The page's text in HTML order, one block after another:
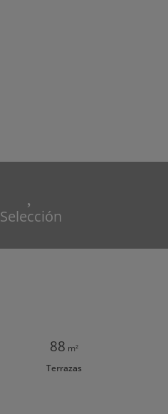
Selección
88 m²
Terrazas